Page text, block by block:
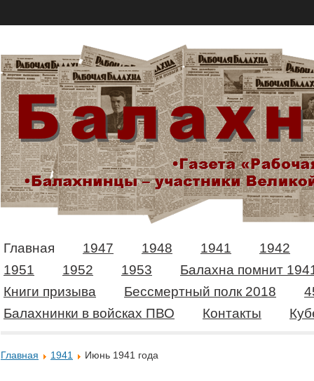
Главная 1947 1948 1941
1942
1951
1952 1953
Балахна помнит
Книги призыва
Бессмертный полк 2018
Балахнинки в войсках ПВО
Контакты
Главная 1941 Июнь 1941 года